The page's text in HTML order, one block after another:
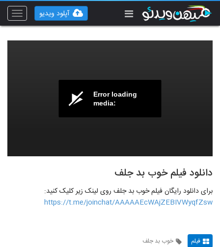
Toggle
آپلود ویدیو
Error loading
media:
دانلود فیلم خوب بد جلف
برای دانلود رایگان فیلم خوب بد جلف روی لینک زیر کلیک کنید:
https://t.me/joinchat/AAAAAEcWAjZEBIVWyqfZsw
فیلم خوب بد جلف